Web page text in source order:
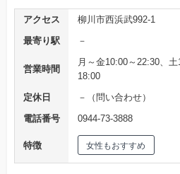
アクセス
柳川市西浜武992-1
最寄り駅
－
営業時間
月～金10:00～22:30、
18:00
定休日
－（問い合わせ）
電話番号
0944-73-3888
特徴 女性もおすすめ